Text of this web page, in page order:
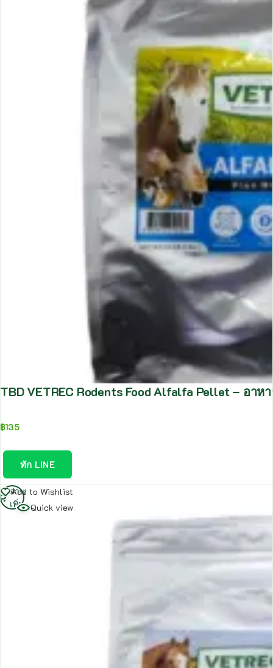
TBD VETREC Rodents Food Alfalfa Pellet – อ
฿135
ทัก LINE
Add to Wishlist
Quick view
อ่าน
เพิ่ม